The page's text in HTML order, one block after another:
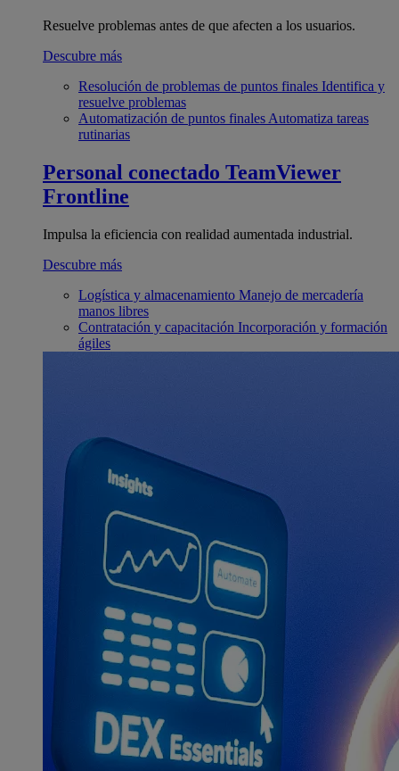
Resuelve problemas antes de que afecten a los usuarios.
Descubre más
Resolución de problemas de puntos finales Identifica y
resuelve problemas
Automatización de puntos finales Automatiza tareas
rutinarias
Personal conectado TeamViewer
Frontline
Impulsa la eficiencia con realidad aumentada industrial.
Descubre más
Logística y almacenamiento Manejo de mercadería
manos libres
Contratación y capacitación Incorporación y formación
ágiles